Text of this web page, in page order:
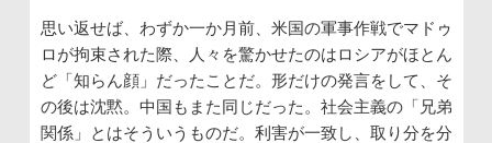
思い返せば、わずか一か月前、米国の軍事作戦でマドゥ
ロが拘束された際、人々を驚かせたのはロシアがほとん
ど「知らん顔」だったことだ。形だけの発言をして、そ
の後は沈黙。中国もまた同じだった。社会主義の「兄弟
関係」とはそういうものだ。利害が一致し、取り分を分